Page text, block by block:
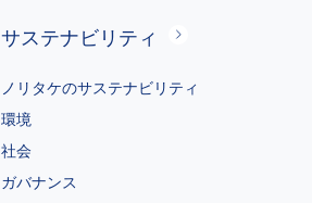
サステナビリティ
ノリタケのサステナビリティ
環境
社会
ガバナンス